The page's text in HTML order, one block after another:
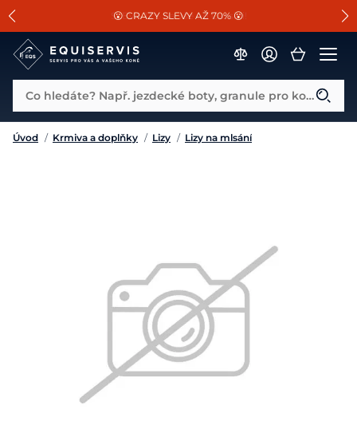
SLEVA 13% na vše od Cassini!
😮 CRAZY SLEVY AŽ 70% 😮
📐Pasování a doplňky k vybraným sedlům ZDARMA 🐴
Co hledáte? Např. jezdecké boty, granule pro koně...
Úvod / Krmiva a doplňky / Lizy / Lizy na mlsání